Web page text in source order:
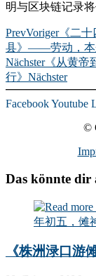
明与区块链记录
PrevVoriger《二十
县》——劳动，本
Nächster《从黄帝
行》 Nächster
FacebookYoutube
©
Das könnte dir
《株洲渌口游